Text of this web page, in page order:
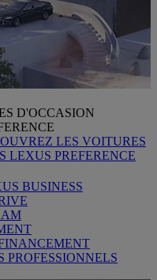
D'OCCASION
LES VOITURES
LEXUS PREFERENCE
BUSINESS
PROFESSIONNELS